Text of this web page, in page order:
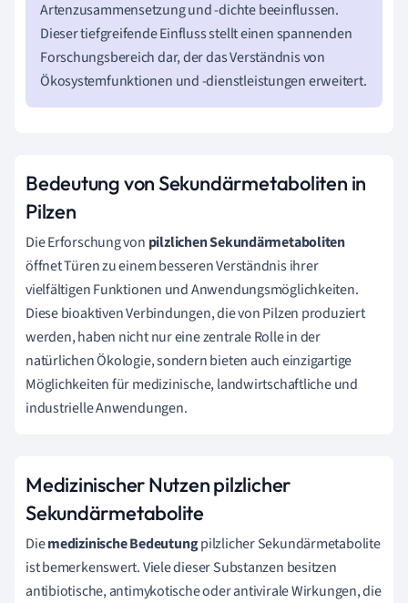
Artenzusammensetzung und -dichte beeinflussen.
Dieser tiefgreifende Einfluss stellt einen spannenden
Forschungsbereich dar, der das Verständnis von
Ökosystemfunktionen und -dienstleistungen erweitert.
Bedeutung von Sekundärmetaboliten in
Pilzen
Die Erforschung von pilzlichen Sekundärmetaboliten
öffnet Türen zu einem besseren Verständnis ihrer
vielfältigen Funktionen und Anwendungsmöglichkeiten.
Diese bioaktiven Verbindungen, die von Pilzen produziert
werden, haben nicht nur eine zentrale Rolle in der
natürlichen Ökologie, sondern bieten auch einzigartige
Möglichkeiten für medizinische, landwirtschaftliche und
industrielle Anwendungen.
Medizinischer Nutzen pilzlicher
Sekundärmetabolite
Diemedizinische Bedeutungpilzlicher Sekundärmetabolite
ist bemerkenswert. Viele dieser Substanzen besitzen
antibiotische, antimykotische oder antivirale Wirkungen, die